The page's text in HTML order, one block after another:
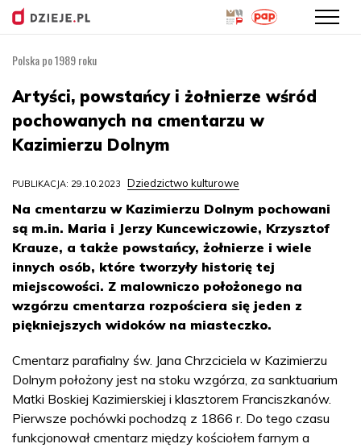
treści
Polska po 1989 roku
Artyści, powstańcy i żołnierze wśród
pochowanych na cmentarzu w
Kazimierzu Dolnym
PUBLIKACJA: 29.10.2023 Dziedzictwo kulturowe
Na cmentarzu w Kazimierzu Dolnym pochowani
są m.in. Maria i Jerzy Kuncewiczowie, Krzysztof
Krauze, a także powstańcy, żołnierze i wiele
innych osób, które tworzyły historię tej
miejscowości. Z malowniczo położonego na
wzgórzu cmentarza rozpościera się jeden z
piękniejszych widoków na miasteczko.
Cmentarz parafialny św. Jana Chrzciciela w Kazimierzu
Dolnym położony jest na stoku wzgórza, za sanktuarium
Matki Boskiej Kazimierskiej i klasztorem Franciszkanów.
Pierwsze pochówki pochodzą z 1866 r. Do tego czasu
funkcjonował cmentarz między kościołem farnym a